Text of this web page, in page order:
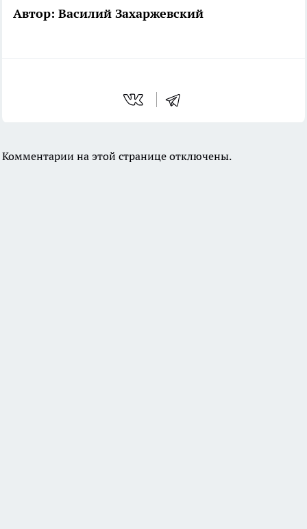
Автор: Василий Захаржевский
Комментарии на этой странице отключены.